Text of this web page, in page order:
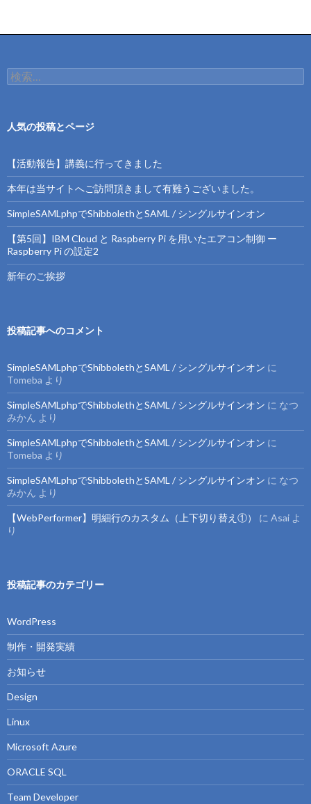
検
索:
人気の投稿とページ
【活動報告】講義に行ってきました
本年は当サイトへご訪問頂きまして有難うございました。
SimpleSAMLphpでShibbolethとSAML / シングルサインオン
【第5回】IBM Cloud と Raspberry Pi を用いたエアコン制御 ー
Raspberry Pi の設定2
新年のご挨拶
投稿記事へのコメント
SimpleSAMLphpでShibbolethとSAML / シングルサインオン に
Tomeba より
SimpleSAMLphpでShibbolethとSAML / シングルサインオン に なつ
みかん より
SimpleSAMLphpでShibbolethとSAML / シングルサインオン に
Tomeba より
SimpleSAMLphpでShibbolethとSAML / シングルサインオン に なつ
みかん より
【WebPerformer】明細行のカスタム（上下切り替え①） に Asai よ
り
投稿記事のカテゴリー
WordPress
制作・開発実績
お知らせ
Design
Linux
Microsoft Azure
ORACLE SQL
Team Developer